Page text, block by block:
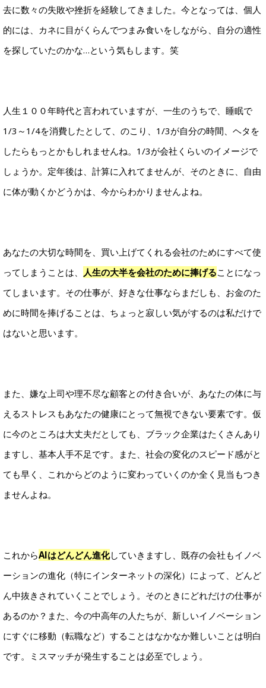
去に数々の失敗や挫折を経験してきました。今となっては、個人
的には、カネに目がくらんでつまみ食いをしながら、自分の適性
を探していたのかな…という気もします。笑
人生１００年時代と言われていますが、一生のうちで、睡眠で
1/3～1/4を消費したとして、のこり、1/3が自分の時間、ヘタを
したらもっとかもしれませんね。1/3が会社くらいのイメージで
しょうか。定年後は、計算に入れてませんが、そのときに、自由
に体が動くかどうかは、今からわかりませんよね。
あなたの大切な時間を、買い上げてくれる会社のためにすべて使
ってしまうことは、
人生の大半を会社のために捧げることになっ
てしまいます。その仕事が、好きな仕事ならまだしも、お金のた
めに時間を捧げることは、ちょっと寂しい気がするのは私だけで
はないと思います。
また、嫌な上司や理不尽な顧客との付き合いが、あなたの体に与
えるストレスもあなたの健康にとって無視できない要素です。仮
に今のところは大丈夫だとしても、ブラック企業はたくさんあり
ますし、基本人手不足です。また、社会の変化のスピード感がと
ても早く、これからどのように変わっていくのか全く見当もつき
ませんよね。
これからAIはどんどん進化していきますし、既存の会社もイノベ
ーションの進化（特にインターネットの深化）によって、どんど
ん中抜きされていくことでしょう。そのときにどれだけの仕事が
あるのか？また、今の中高年の人たちが、新しいイノベーション
にすぐに移動（転職など）することはなかなか難しいことは明白
です。ミスマッチが発生することは必至でしょう。